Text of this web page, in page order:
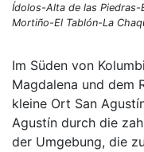
Ídolos-Alta de las Piedras-
Mortiño-El Tablón-La
Im Süden von
Magdalena und dem
kleine Ort San
Agustín durch die
der Umgebung, die